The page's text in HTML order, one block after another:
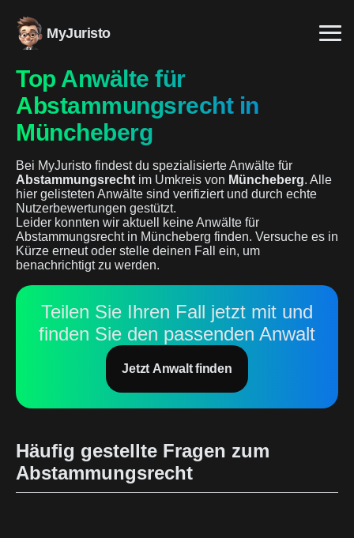
MyJuristo
Top Anwälte für
Abstammungsrecht in
Müncheberg
Bei MyJuristo findest du spezialisierte Anwälte für
Abstammungsrecht im Umkreis von Müncheberg. Alle
hier gelisteten Anwälte sind verifiziert und durch echte
Nutzerbewertungen gestützt.
Leider konnten wir aktuell keine Anwälte für
Abstammungsrecht in Müncheberg finden. Versuche es in
Kürze erneut oder stelle deinen Fall ein, um
benachrichtigt zu werden.
Teilen Sie Ihren Fall jetzt mit und
finden Sie den passenden Anwalt
Jetzt Anwalt finden
Häufig gestellte Fragen zum
Abstammungsrecht